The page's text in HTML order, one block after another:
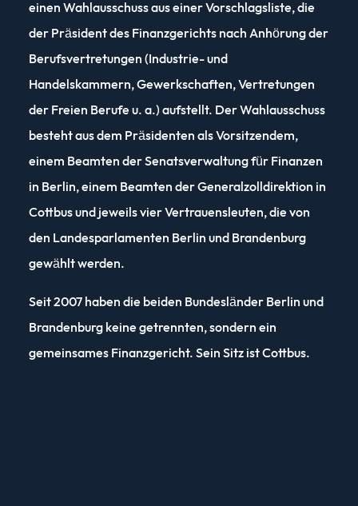
einen Wahlausschuss aus einer Vorschlagsliste, die
der Präsident des Finanzgerichts nach Anhörung der
Berufsvertretungen (Industrie- und
Handelskammern, Gewerkschaften, Vertretungen
der Freien Berufe u. a.) aufstellt. Der Wahlausschuss
besteht aus dem Präsidenten als Vorsitzendem,
einem Beamten der Senatsverwaltung für Finanzen
in Berlin, einem Beamten der Generalzolldirektion in
Cottbus und jeweils vier Vertrauensleuten, die von
den Landesparlamenten Berlin und Brandenburg
gewählt werden.
Seit 2007 haben die beiden Bundesländer Berlin und
Brandenburg keine getrennten, sondern ein
gemeinsames Finanzgericht. Sein Sitz ist Cottbus.